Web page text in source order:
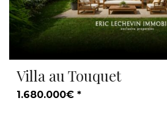
Villa au Touquet
1.680.000€ *